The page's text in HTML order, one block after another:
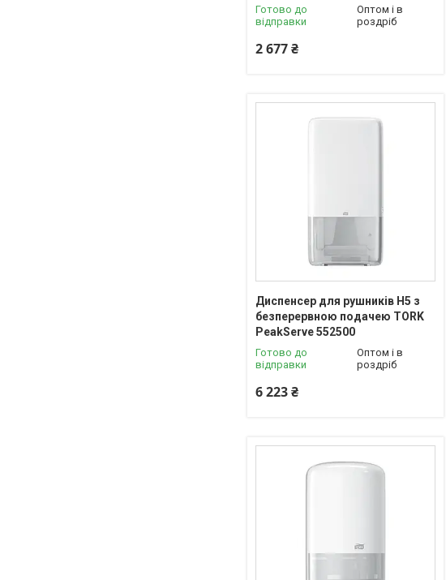
Готово до
відправки
Оптом і в
роздріб
2 677 ₴
Диспенсер для рушників H5 з
безперервною подачею TORK
PeakServe 552500
Готово до
відправки
Оптом і в
роздріб
6 223 ₴